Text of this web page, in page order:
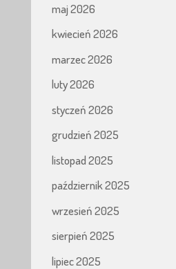
maj 2026
kwiecień 2026
marzec 2026
luty 2026
styczeń 2026
grudzień 2025
listopad 2025
październik 2025
wrzesień 2025
sierpień 2025
lipiec 2025